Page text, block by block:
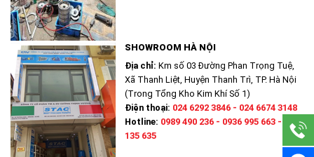
SHOWROOM HÀ NỘI
Địa chỉ: Km số 03 Đường Phan Trọng Tuệ,
Xã Thanh Liệt, Huyện Thanh Trì, TP. Hà Nội
(Trong Tổng Kho Kim Khí Số 1)
Điện thoại: 024 6292 3846 - 024 6674 3148
Hotline: 0989 490 236 - 0936 995 663 - 0975
135 635